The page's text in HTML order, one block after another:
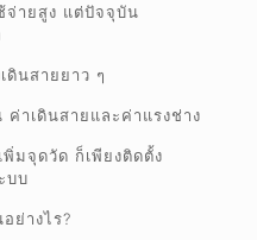
จ่ายสูง แต่ปัจจุบัน
ดินสายยาว ๆ
าเดินสายและค่าแรงช่าง
มจุดวัด ก็เพียงติดตั้ง
บบ
ย่างไร?